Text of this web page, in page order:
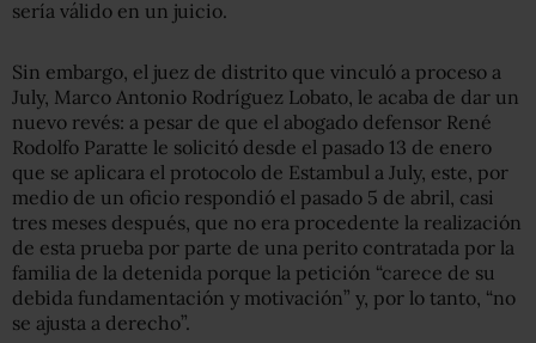
sería válido en un juicio.
Sin embargo, el juez de distrito que vinculó a proceso a
July, Marco Antonio Rodríguez Lobato, le acaba de dar un
nuevo revés: a pesar de que el abogado defensor René
Rodolfo Paratte le solicitó desde el pasado 13 de enero
que se aplicara el protocolo de Estambul a July, este, por
medio de un oficio respondió el pasado 5 de abril, casi
tres meses después, que no era procedente la realización
de esta prueba por parte de una perito contratada por la
familia de la detenida porque la petición “carece de su
debida fundamentación y motivación” y, por lo tanto, “no
se ajusta a derecho”.